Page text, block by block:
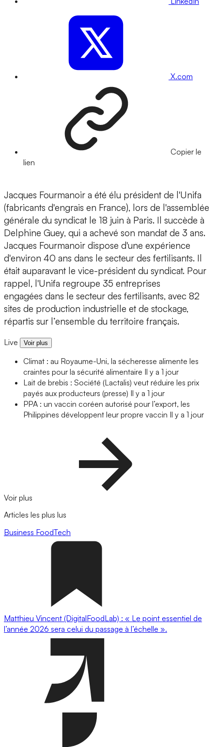
X.com
Copier le
lien
Jacques Fourmanoir a été élu président de l'Unifa
(fabricants d'engrais en France), lors de l'assemblée
générale du syndicat le 18 juin à Paris. Il succède à
Delphine Guey, qui a achevé son mandat de 3 ans.
Jacques Fourmanoir dispose d'une expérience
d'environ 40 ans dans le secteur des fertilisants. Il
était auparavant le vice-président du syndicat. Pour
rappel, l'Unifa regroupe 35 entreprises
engagées dans le secteur des fertilisants, avec 82
sites de production industrielle et de stockage,
répartis sur l’ensemble du territoire français.
Live Voir plus
Climat : au Royaume-Uni, la sécheresse alimente les
craintes pour la sécurité alimentaire Il y a 1 jour
Lait de brebis : Société (Lactalis) veut réduire les prix
payés aux producteurs (presse) Il y a 1 jour
PPA : un vaccin coréen autorisé pour l’export, les
Philippines développent leur propre vaccin Il y a 1 jour
Voir plus
Articles les plus lus
Business FoodTech
Matthieu Vincent (DigitalFoodLab) : « Le point essentiel de
l’année 2026 sera celui du passage à l’échelle ».